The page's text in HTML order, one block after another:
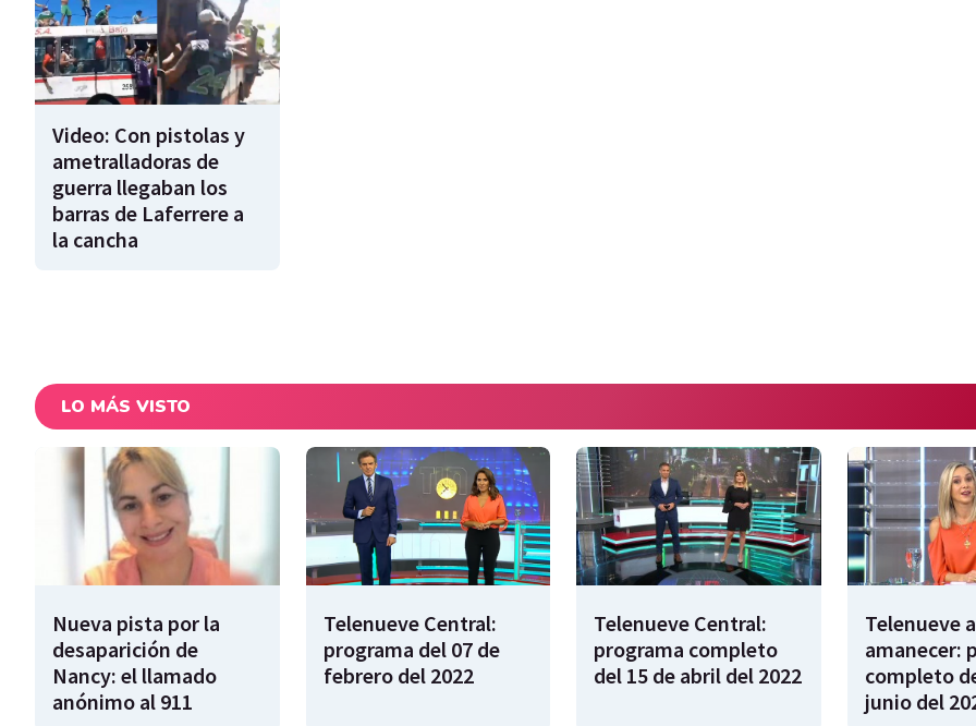
Video: Con pistolas y
ametralladoras de
guerra llegaban los
barras de Laferrere a
la cancha
LO MÁS VISTO
Nueva pista por la
desaparición de
Nancy: el llamado
anónimo al 911
Telenueve Central:
programa del 07 de
febrero del 2022
Telenueve Central:
programa completo
del 15 de abril del 2022
Telenueve
amanecer:
completo
junio del